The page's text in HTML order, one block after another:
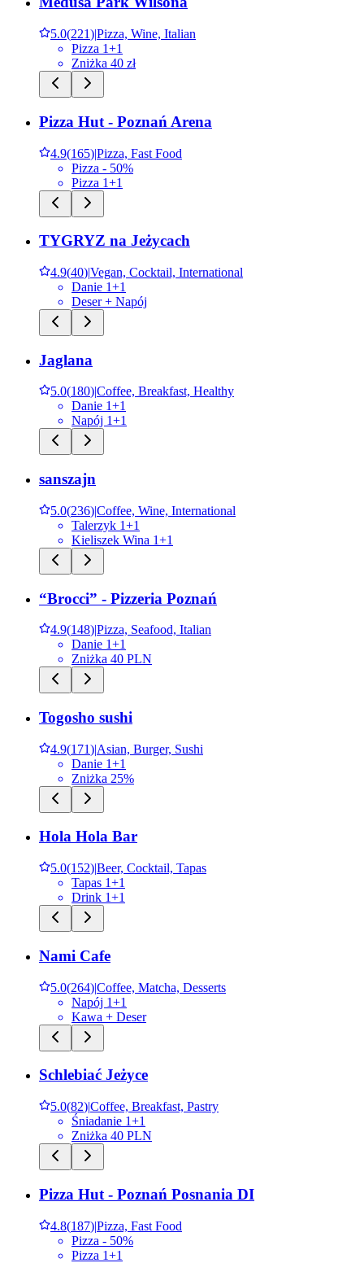
5.0(221)|Pizza, Wine, Italian
Pizza 1+1
Zniżka 40 zł
Pizza Hut - Poznań Arena
4.9(165)|Pizza, Fast Food
Pizza - 50%
Pizza 1+1
TYGRYZ na Jeżycach
4.9(40)|Vegan, Cocktail, International
Danie 1+1
Deser + Napój
Jaglana
5.0(180)|Coffee, Breakfast, Healthy
Danie 1+1
Napój 1+1
sanszajn
5.0(236)|Coffee, Wine, International
Talerzyk 1+1
Kieliszek Wina 1+1
“Brocci” - Pizzeria Poznań
4.9(148)|Pizza, Seafood, Italian
Danie 1+1
Zniżka 40 PLN
Togosho sushi
4.9(171)|Asian, Burger, Sushi
Danie 1+1
Zniżka 25%
Hola Hola Bar
5.0(152)|Beer, Cocktail, Tapas
Tapas 1+1
Drink 1+1
Nami Cafe
5.0(264)|Coffee, Matcha, Desserts
Napój 1+1
Kawa + Deser
Schlebiać Jeżyce
5.0(82)|Coffee, Breakfast, Pastry
Śniadanie 1+1
Zniżka 40 PLN
Pizza Hut - Poznań Posnania DI
4.8(187)|Pizza, Fast Food
Pizza - 50%
Pizza 1+1